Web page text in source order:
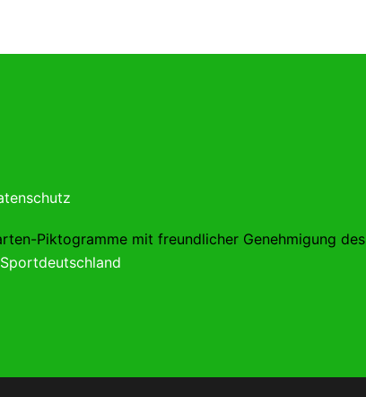
Piktogramme mit freundlicher Genehmigung des